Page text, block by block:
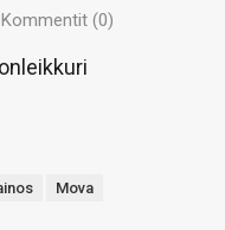
Kommentit (0)
Mova